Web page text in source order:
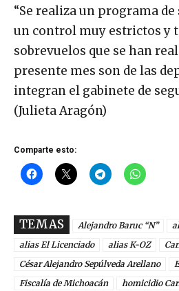
“Se realiza un programa
un control muy estrictos y
sobrevuelos que se han
presente mes son de las
integran el gabinete de
(Julieta Aragón)
Comparte esto:
TEMAS Alejandro Baruc “N”
alias El Licenciado
alias K-OZ
César Alejandro Sepúlveda Arellano
Fiscalía de Michoacán
homicidio